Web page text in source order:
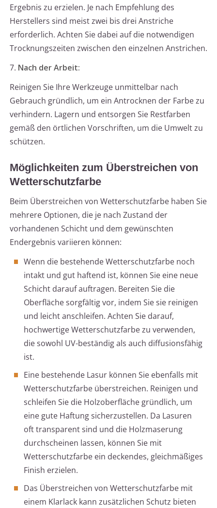
Ergebnis zu erzielen. Je nach Empfehlung des
Herstellers sind meist zwei bis drei Anstriche
erforderlich. Achten Sie dabei auf die notwendigen
Trocknungszeiten zwischen den einzelnen Anstrichen.
7. Nach der Arbeit:
Reinigen Sie Ihre Werkzeuge unmittelbar nach
Gebrauch gründlich, um ein Antrocknen der Farbe zu
verhindern. Lagern und entsorgen Sie Restfarben
gemäß den örtlichen Vorschriften, um die Umwelt zu
schützen.
Möglichkeiten zum Überstreichen von
Wetterschutzfarbe
Beim Überstreichen von Wetterschutzfarbe haben Sie
mehrere Optionen, die je nach Zustand der
vorhandenen Schicht und dem gewünschten
Endergebnis variieren können:
Wenn die bestehende Wetterschutzfarbe noch
intakt und gut haftend ist, können Sie eine neue
Schicht darauf auftragen. Bereiten Sie die
Oberfläche sorgfältig vor, indem Sie sie reinigen
und leicht anschleifen. Achten Sie darauf,
hochwertige Wetterschutzfarbe zu verwenden,
die sowohl UV-beständig als auch diffusionsfähig
ist.
Eine bestehende Lasur können Sie ebenfalls mit
Wetterschutzfarbe überstreichen. Reinigen und
schleifen Sie die Holzoberfläche gründlich, um
eine gute Haftung sicherzustellen. Da Lasuren
oft transparent sind und die Holzmaserung
durchscheinen lassen, können Sie mit
Wetterschutzfarbe ein deckendes, gleichmäßiges
Finish erzielen.
Das Überstreichen von Wetterschutzfarbe mit
einem Klarlack kann zusätzlichen Schutz bieten